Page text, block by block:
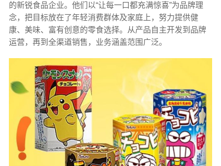
的新锐食品企业。他们以“让每一口都充满惊喜”为品牌理
念，把目标放在了年轻消费群体及家庭上，努力提供健
康、美味、富有创意的零食选择。从产品自主开发到品牌
运营，再到全渠道销售，业务涵盖范围广泛。